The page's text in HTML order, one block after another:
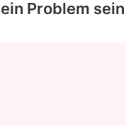
ein Problem